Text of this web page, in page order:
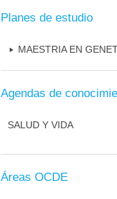
Planes de estudio
MAESTRIA EN
Agendas de
SALUD Y VIDA
Áreas OCDE